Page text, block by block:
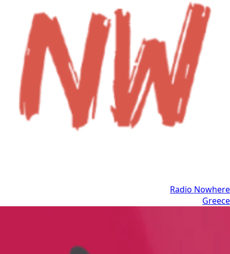
Radio Nowhere
Greece